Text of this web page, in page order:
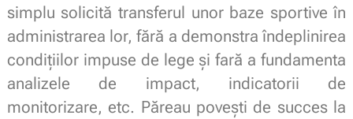
simplu solicită transferul unor baze sportiveîn
administrarea lor,fără a demonstra îndeplinirea
condițiilorimpuse de lege și fară afundamenta
analizele de impact, indicatorii de
monitorizare, etc. Păreau povești de succes la